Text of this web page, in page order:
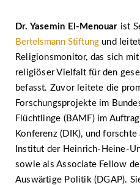
Dr. Yasemin El-Menouar ist
Bertelsmann Stiftung und
Religionsmonitor, das sich
religiöser Vielfalt für den
befasst. Zuvor leitete die
Forschungsprojekte im
Flüchtlinge (BAMF) im
Konferenz (DIK), und
Institut der Heinrich-Heine-
sowie als Associate Fellow
Auswärtige Politik (DGAP).